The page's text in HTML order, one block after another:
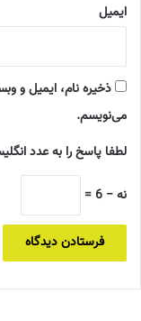
ایمیل
ذخیره نام، ایمیل و
می‌نویسم.
لطفا پاسخ را به عدد
نه − 6 =